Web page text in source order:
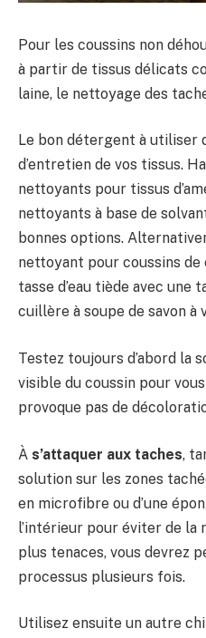
Pour les coussins non
à partir de tissus délicats
laine, le nettoyage des
Le bon détergent à utiliser
d’entretien de vos tissus.
nettoyants pour tissus
nettoyants à base de
bonnes options.
nettoyant pour coussins de
tasse d’eau tiède avec une
cuillère à soupe de savon à
Testez toujours d’abord la
visible du coussin pour
provoque pas de
À s’attaquer aux taches,
solution sur les zones
en microfibre ou d’une
l’intérieur pour éviter de la
plus tenaces, vous devrez
processus plusieurs fois.
Utilisez ensuite un autre